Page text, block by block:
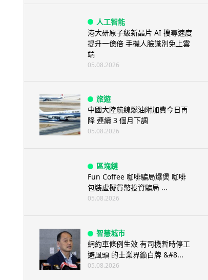
人工智能
港大研原子級新晶片 AI 搜尋速度
提升一億倍 手機人臉識別免上雲
端
05.08.2026
旅遊
中國大陸航線燃油附加費今日再
降 連續 3 個月下調
05.08.2026
區塊鏈
Fun Coffee 咖啡騙局爆煲 咖啡
包裝虛擬貨幣投資騙局 ...
05.08.2026
智慧城市
網約車條例生效 有司機暫時停工
避風頭 的士業界籲白牌 &#8...
05.08.2026